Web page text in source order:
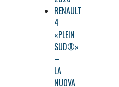
RENAULT
4
«PLEIN
SUD®»
–
LA
NUOVA